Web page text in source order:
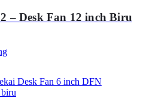
– Desk Fan 12 inch Biru